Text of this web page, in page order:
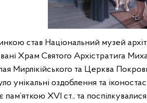
став Національний музей
Храм Святого Архістратига
Мирлікійського та Церква
унікальні оздоблення та
пам’яткою XVI ст., та